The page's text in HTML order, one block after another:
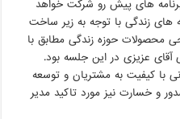
های پیش رو شرکت خواهد
های زندگی با توجه به زیر ساخت
محصولات حوزه زندگی مطابق با
آقای عزیزی در این جلسه بود.
با کیفیت به مشتریان و توسعه
و خسارت نیز مورد تاکید مدیر